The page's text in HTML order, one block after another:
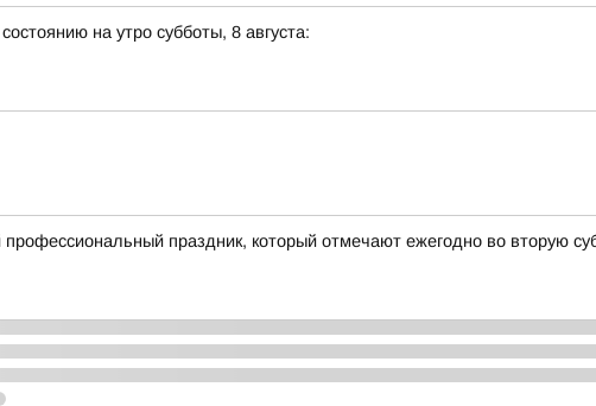
на утро субботы, 8 августа:
праздник, который отмечают ежегодно во вторую